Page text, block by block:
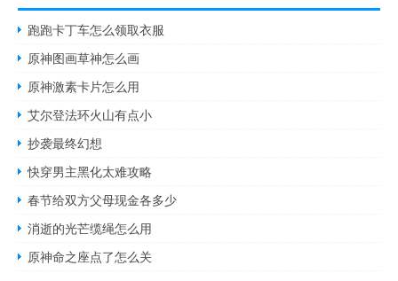
跑跑卡丁车怎么领取衣服
原神图画草神怎么画
原神激素卡片怎么用
艾尔登法环火山有点小
抄袭最终幻想
快穿男主黑化太难攻略
春节给双方父母现金各多少
消逝的光芒缆绳怎么用
原神命之座点了怎么关